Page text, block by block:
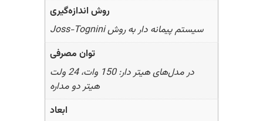
روش اندازه‌گیری
سیستم پیمانه دار به روش Joss-Tognini
توان مصرفی
در مدل‌های هیتر دار: 150 وات، 24 ولت
هیتر دو مداره
ابعاد